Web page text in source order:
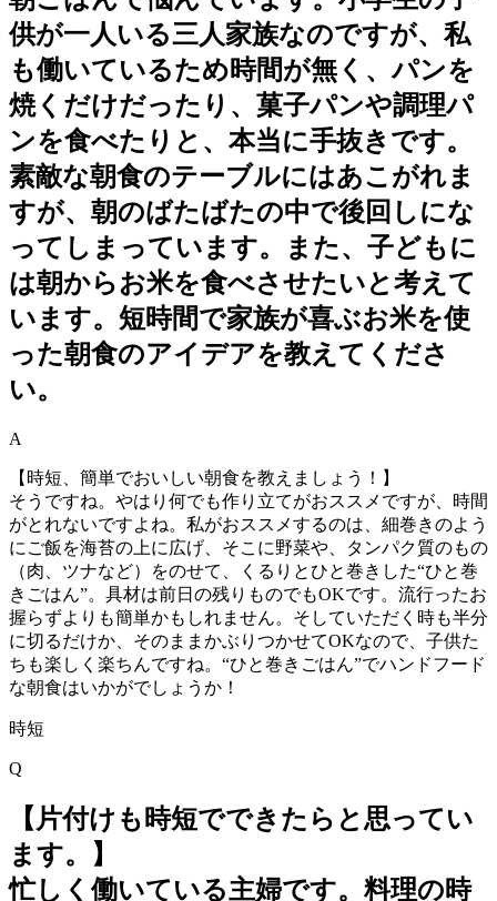
供が一人いる三人家族なのですが、私
も働いているため時間が無く、パンを
焼くだけだったり、菓子パンや調理パ
ンを食べたりと、本当に手抜きです。
素敵な朝食のテーブルにはあこがれま
すが、朝のばたばたの中で後回しにな
ってしまっています。また、子どもに
は朝からお米を食べさせたいと考えて
います。短時間で家族が喜ぶお米を使
った朝食のアイデアを教えてくださ
い。
A
【時短、簡単でおいしい朝食を教えましょう！】
そうですね。やはり何でも作り立てがおススメですが、時間
がとれないですよね。私がおススメするのは、細巻きのよう
にご飯を海苔の上に広げ、そこに野菜や、タンパク質のもの
（肉、ツナなど）をのせて、くるりとひと巻きした“ひと巻
きごはん”。具材は前日の残りものでもOKです。流行ったお
握らずよりも簡単かもしれません。そしていただく時も半分
に切るだけか、そのままかぶりつかせてOKなので、子供た
ちも楽しく楽ちんですね。“ひと巻きごはん”でハンドフード
な朝食はいかがでしょうか！
時短
Q
【片付けも時短でできたらと思ってい
ます。】
忙しく働いている主婦です。料理の時